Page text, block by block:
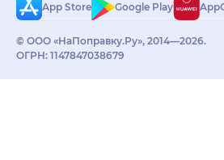
App Store
Google Play
© ООО «НаПоправку.Ру», 2014—2026.
ОГРН: 1147847038679